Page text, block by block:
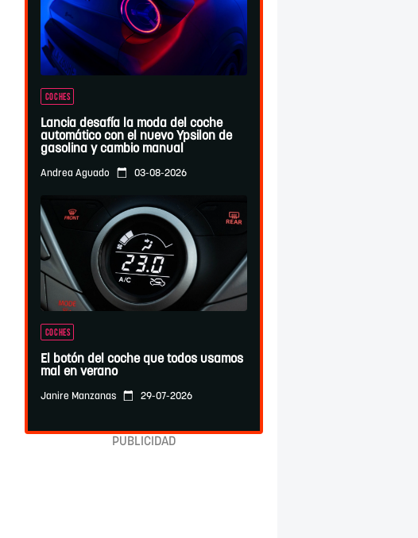
COCHES
Lancia desafía la moda del coche
automático con el nuevo Ypsilon de
gasolina y cambio manual
Andrea Aguado 03-08-2026
COCHES
El botón del coche que todos usamos
mal en verano
Janire Manzanas 29-07-2026